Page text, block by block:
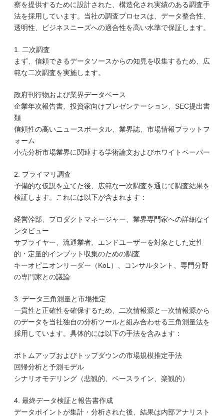
察を提供するために設計された、構造化され実績のある調査手
法を採用しています。当社の調査プロセスは、データ整合性、
透明性、ビジネスニーズへの適合性を高い水準で保証します。
1. 二次調査
まず、信頼できるデータソースからの知見を収集するため、広
範な二次調査を実施します。
政府刊行物および業界データベース
企業年次報告書、投資家向けプレゼンテーション、SEC提出書
類
信頼性の高いニュースポータル、業界誌、市場情報プラットフ
ォーム
小売分析市場業界に関連する学術論文およびホワイトペーパー
2. プライマリ調査
予備的な仮説を立てた後、広範な一次調査を通じて調査結果を
検証します。これには以下が含まれます：
経営幹部、プロダクトマネージャー、業界専門家への詳細なイ
ンタビュー
サプライヤー、流通業者、エンドユーザーを対象とした定性
的・定量的インプット収集のための調査
キーオピニオンリーダー（KoL）、コンサルタント、専門分野
の専門家との議論
3. データ三角測量と市場推定
一貫性と正確性を確保するため、二次情報源と一次情報源から
のデータを当社独自の分析ツールと組み合わせる三角測量法を
採用しています。具体的には以下の手法を含みます：
ボトムアップおよびトップダウンの市場規模推定手法
回帰分析と予測モデル
シナリオモデリング（悲観的、ベースライン、楽観的）
4. 最終データ検証と報告書作成
データポイントが集計・分析された後、結果は内部アナリスト